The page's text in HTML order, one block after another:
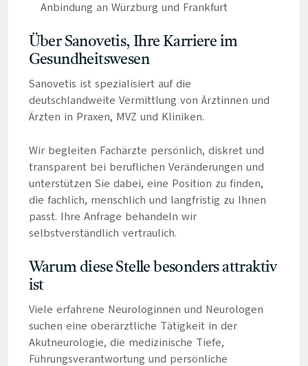
Anbindung an Würzburg und Frankfurt
Über Sanovetis, Ihre Karriere im
Gesundheitswesen
Sanovetis ist spezialisiert auf die
deutschlandweite Vermittlung von Ärztinnen und
Ärzten in Praxen, MVZ und Kliniken.
Wir begleiten Fachärzte persönlich, diskret und
transparent bei beruflichen Veränderungen und
unterstützen Sie dabei, eine Position zu finden,
die fachlich, menschlich und langfristig zu Ihnen
passt. Ihre Anfrage behandeln wir
selbstverständlich vertraulich.
Warum diese Stelle besonders attraktiv
ist
Viele erfahrene Neurologinnen und Neurologen
suchen eine oberärztliche Tätigkeit in der
Akutneurologie, die medizinische Tiefe,
Führungsverantwortung und persönliche